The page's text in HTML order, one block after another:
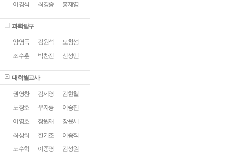
이경식
최경중 홍재영
과학탐구
양영득 김원석
모창성
조수훈
박찬진 신성민
대학별고사
권영찬 김세영
김현철
노창호
우자룡
이승진
이영호
장원재
장윤서
최상희
한기조
이종직
노수혁
이종명
김성원